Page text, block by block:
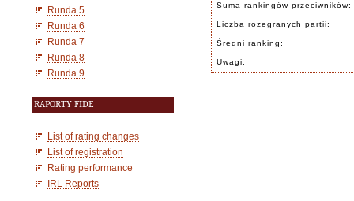
Runda 5
Runda 6
Runda 7
Runda 8
Runda 9
RAPORTY FIDE
List of rating changes
List of registration
Rating performance
IRL Reports
Suma rankingów przeciwników:
Liczba rozegranych partii:
Średni ranking:
Uwagi: